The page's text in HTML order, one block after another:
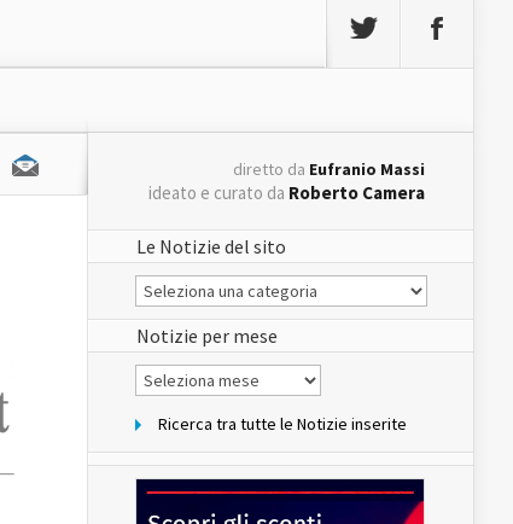
diretto da Eufranio Massi
ideato e curato da Roberto Camera
Le Notizie del sito
Le
Notizie
del
sito
Notizie per mese
Notizie
per
Ricerca tra tutte le Notizie inserite